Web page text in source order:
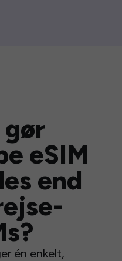
gør
eSIM
end
én enkelt,